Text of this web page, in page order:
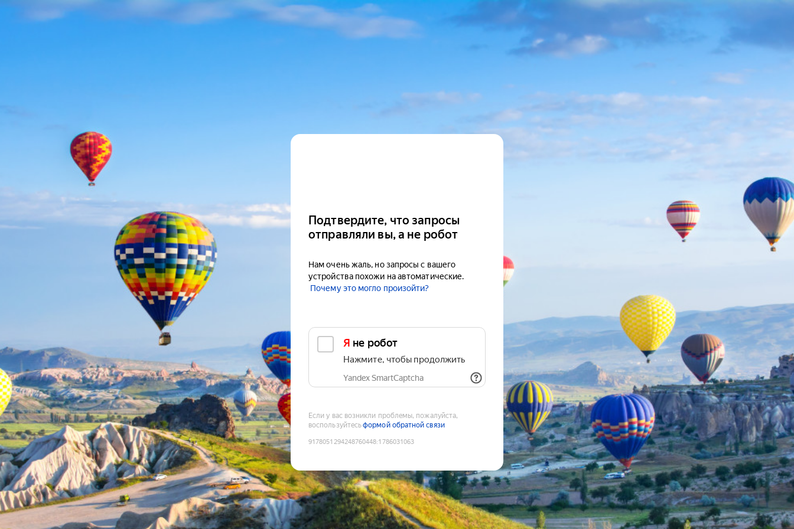
Подтвердите, что запросы
отправляли вы, а не робот
Нам очень жаль, но запросы с вашего
устройства похожи на автоматические.
Почему это могло произойти?
Я не робот
Нажмите, чтобы продолжить
Yandex SmartCaptcha
Если у вас возникли проблемы, пожалуйста,
воспользуйтесьформой обратной связи
9178051294248760448:1786031063